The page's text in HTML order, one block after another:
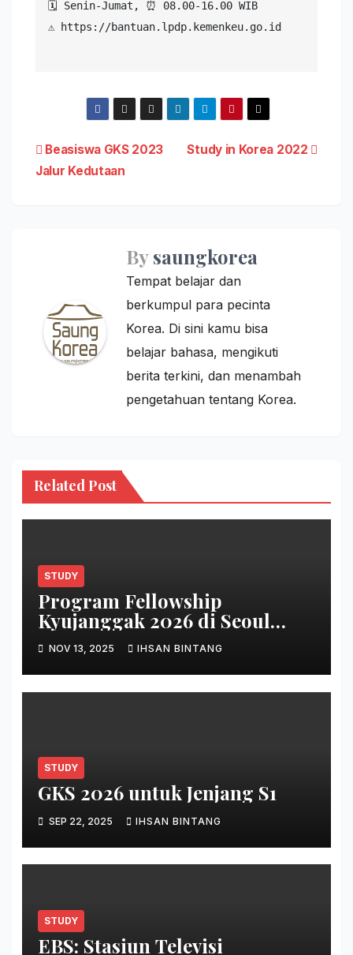
🗓 Senin-Jumat, ⏰ 08.00-16.00 WIB
⚠️ https://bantuan.lpdp.kemenkeu.go.id
Post
navigation
Study in Korea 2022
Beasiswa GKS 2023
Jalur Kedutaan
Bysaungkorea
Tempat belajar dan
berkumpul para pecinta
Korea. Di sini kamu bisa
belajar bahasa, mengikuti
berita terkini, dan menambah
pengetahuan tentang Korea.
Related Post
STUDY
Program Fellowship
Kyujanggak 2026 di Seoul
National University
NOV 13, 2025 IHSAN BINTANG
STUDY
GKS 2026 untuk Jenjang S1
SEP 22, 2025 IHSAN BINTANG
STUDY
EBS: Stasiun Televisi